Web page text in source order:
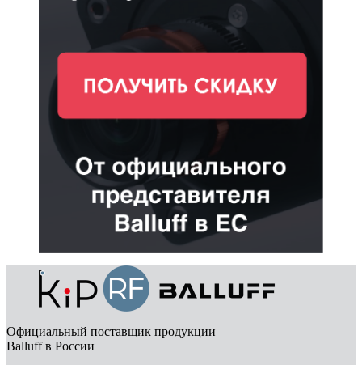
Официальный поставщик продукции
Balluff в России